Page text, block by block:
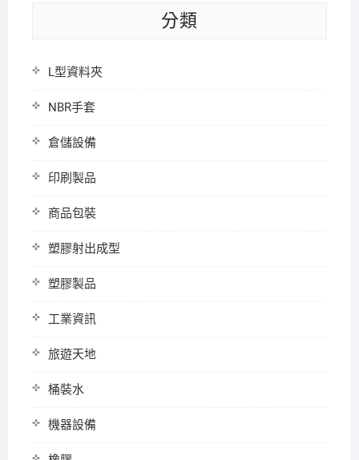
分類
L型資料夾
NBR手套
倉儲設備
印刷製品
商品包裝
塑膠射出成型
塑膠製品
工業資訊
旅遊天地
桶裝水
機器設備